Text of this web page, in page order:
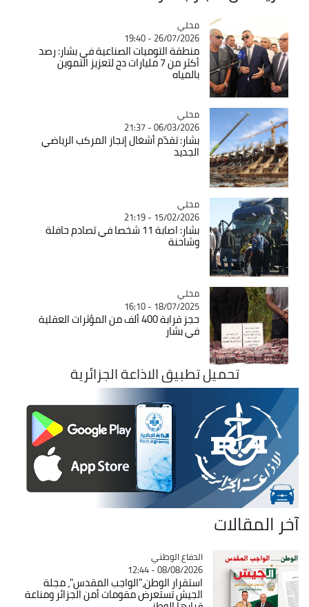
Catégorie
محلي
26/07/2026 - 19:40
منطقة التوميات الصناعية في بشار: رصد
أكثر من 7 مليارات دج لتعزيز التموين
بالمياه
Catégorie
محلي
06/03/2026 - 21:37
بشار: تقدّم أشغال إنجاز المركب الرياضي
الجديد
Catégorie
محلي
15/02/2026 - 21:19
بشار: اصابة 11 شخصا في تصادم حافلة
وشاحنة
Catégorie
محلي
18/07/2025 - 16:10
حجز قرابة 400 ألف من المؤثرات العقلية
في بشار
تحميل تطبيق الاذاعة الجزائرية
آخر المقالات
Catégorie
الدفاع الوطني
08/08/2026 - 12:44
استقرار الوطن،"الواجب المقدس"، مجلة
الجيش تستعرض مقومات أمن الجزائر ومناعة